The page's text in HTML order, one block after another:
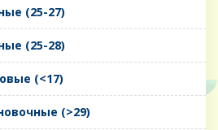
(25-27)
(25-28)
(<17)
(>29)